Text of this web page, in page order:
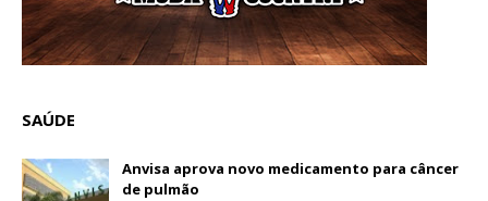
SAÚDE
Anvisa aprova novo medicamento para câncer
de pulmão